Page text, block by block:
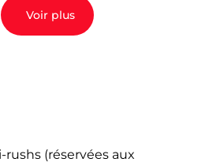
Voir plus
rushs (réservées aux